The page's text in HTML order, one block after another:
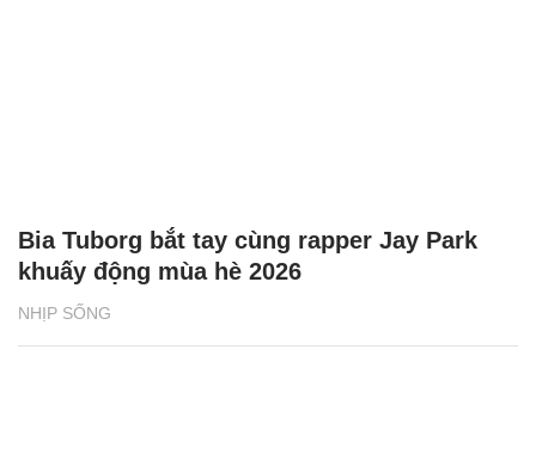
NHỊP SỐNG
Bia Tuborg bắt tay cùng rapper Jay Park
khuấy động mùa hè 2026